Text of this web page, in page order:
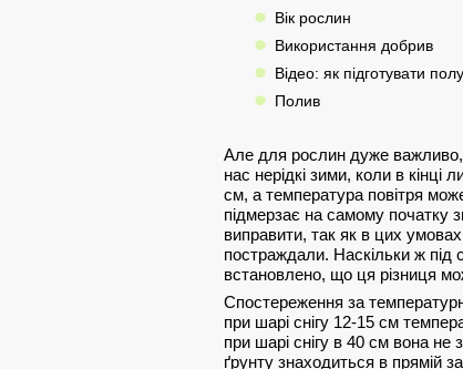
Вік рослин
Використання добрив
Відео: як підготувати
Полив
Але для рослин дуже важливо,
нас нерідкі зими, коли в
см, а температура повітря
підмерзає на самому початку
виправити, так як в цих
постраждали. Наскільки ж під
встановлено, що ця різниця
Спостереження за
при шарі снігу 12-15 см
при шарі снігу в 40 см вона не
ґрунту знаходиться в прямій